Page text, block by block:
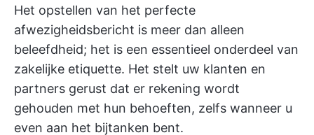
Het opstellen van het perfecte
afwezigheidsbericht is meer dan alleen
beleefdheid; het is een essentieel onderdeel van
zakelijke etiquette. Het stelt uw klanten en
partners gerust dat er rekening wordt
gehouden met hun behoeften, zelfs wanneer u
even aan het bijtanken bent.